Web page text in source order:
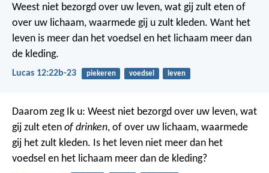
Weest niet bezorgd over uw leven, wat gij zult eten of
over uw lichaam, waarmede gij u zult kleden. Want het
leven is meer dan het voedsel en het lichaam meer dan
de kleding.
Lucas 12:22b-23 piekeren voedsel leven
Daarom zeg Ik u: Weest niet bezorgd over uw leven, wat
gij zult eten of drinken, of over uw lichaam, waarmede
gij het zult kleden. Is het leven niet meer dan het
voedsel en het lichaam meer dan de kleding?